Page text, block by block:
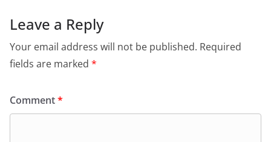
Leave a Reply
Your email address will not be published. Required
fields are marked *
Comment*